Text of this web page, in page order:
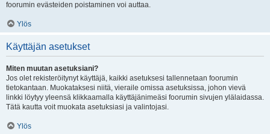
foorumin evästeiden poistaminen voi auttaa.
Ylös
Käyttäjän asetukset
Miten muutan asetuksiani?
Jos olet rekisteröitynyt käyttäjä, kaikki asetuksesi tallennetaan foorumin
tietokantaan. Muokataksesi niitä, vieraile omissa asetuksissa, johon vievä
linkki löytyy yleensä klikkaamalla käyttäjänimeäsi foorumin sivujen ylälaidassa.
Tätä kautta voit muokata asetuksiasi ja valintojasi.
Ylös